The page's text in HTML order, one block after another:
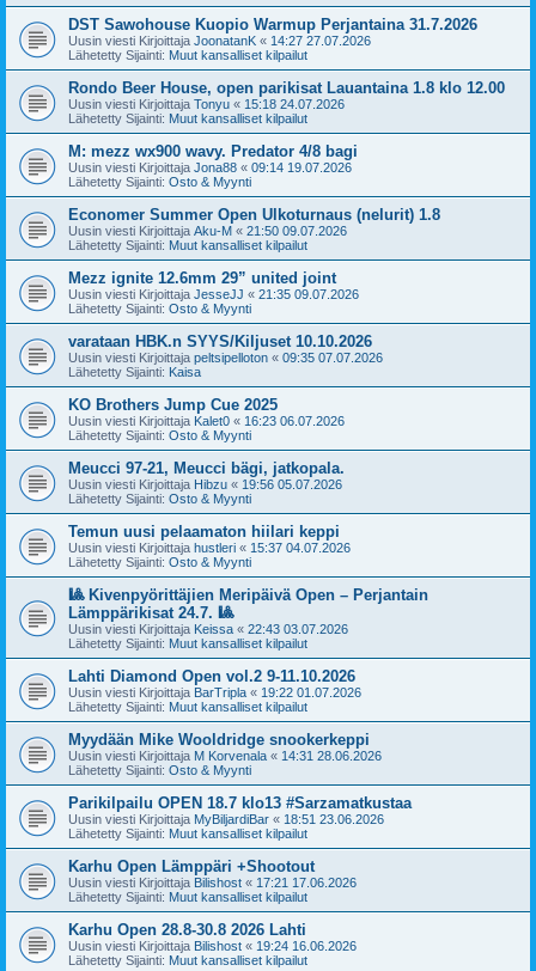
DST Sawohouse Kuopio Warmup Perjantaina 31.7.2026
Uusin viesti Kirjoittaja JoonatanK « 14:27 27.07.2026
Lähetetty Sijainti: Muut kansalliset kilpailut
Rondo Beer House, open parikisat Lauantaina 1.8 klo 12.00
Uusin viesti Kirjoittaja Tonyu « 15:18 24.07.2026
Lähetetty Sijainti: Muut kansalliset kilpailut
M: mezz wx900 wavy. Predator 4/8 bagi
Uusin viesti Kirjoittaja Jona88 « 09:14 19.07.2026
Lähetetty Sijainti: Osto & Myynti
Economer Summer Open Ulkoturnaus (nelurit) 1.8
Uusin viesti Kirjoittaja Aku-M « 21:50 09.07.2026
Lähetetty Sijainti: Muut kansalliset kilpailut
Mezz ignite 12.6mm 29” united joint
Uusin viesti Kirjoittaja JesseJJ « 21:35 09.07.2026
Lähetetty Sijainti: Osto & Myynti
varataan HBK.n SYYS/Kiljuset 10.10.2026
Uusin viesti Kirjoittaja peltsipelloton « 09:35 07.07.2026
Lähetetty Sijainti: Kaisa
KO Brothers Jump Cue 2025
Uusin viesti Kirjoittaja Kalet0 « 16:23 06.07.2026
Lähetetty Sijainti: Osto & Myynti
Meucci 97-21, Meucci bägi, jatkopala.
Uusin viesti Kirjoittaja Hibzu « 19:56 05.07.2026
Lähetetty Sijainti: Osto & Myynti
Temun uusi pelaamaton hiilari keppi
Uusin viesti Kirjoittaja hustleri « 15:37 04.07.2026
Lähetetty Sijainti: Osto & Myynti
🎱 Kivenpyörittäjien Meripäivä Open – Perjantain
Lämppärikisat 24.7. 🎱
Uusin viesti Kirjoittaja Keissa « 22:43 03.07.2026
Lähetetty Sijainti: Muut kansalliset kilpailut
Lahti Diamond Open vol.2 9-11.10.2026
Uusin viesti Kirjoittaja BarTripla « 19:22 01.07.2026
Lähetetty Sijainti: Muut kansalliset kilpailut
Myydään Mike Wooldridge snookerkeppi
Uusin viesti Kirjoittaja M Korvenala « 14:31 28.06.2026
Lähetetty Sijainti: Osto & Myynti
Parikilpailu OPEN 18.7 klo13 #Sarzamatkustaa
Uusin viesti Kirjoittaja MyBiljardiBar « 18:51 23.06.2026
Lähetetty Sijainti: Muut kansalliset kilpailut
Karhu Open Lämppäri +Shootout
Uusin viesti Kirjoittaja Bilishost « 17:21 17.06.2026
Lähetetty Sijainti: Muut kansalliset kilpailut
Karhu Open 28.8-30.8 2026 Lahti
Uusin viesti Kirjoittaja Bilishost « 19:24 16.06.2026
Lähetetty Sijainti: Muut kansalliset kilpailut